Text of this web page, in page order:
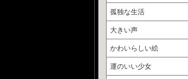
孤独な生活
大きい声
かわいらしい絵
運のいい少女